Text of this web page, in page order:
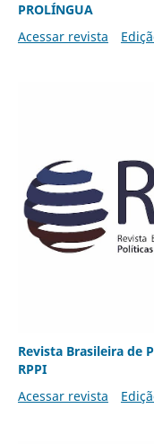
PROLÍNGUA
Acessar revista
Revista Brasileira de
RPPI
Acessar revista